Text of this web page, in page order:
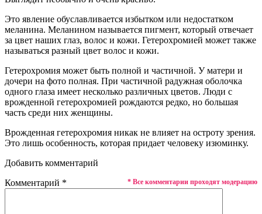
Это явление обуславливается избытком или недостатком
меланина. Меланином называется пигмент, который отвечает
за цвет наших глаз, волос и кожи. Гетерохромией может также
называться разный цвет волос и кожи.
Гетерохромия может быть полной и частичной. У матери и
дочери на фото полная. При частичной радужная оболочка
одного глаза имеет несколько различных цветов. Люди с
врожденной гетерохромией рождаются редко, но большая
часть среди них женщины.
Врожденная гетерохромия никак не влияет на остроту зрения.
Это лишь особенность, которая придает человеку изюминку.
Добавить комментарий
* Все комментарии проходят модерацию
Комментарий *